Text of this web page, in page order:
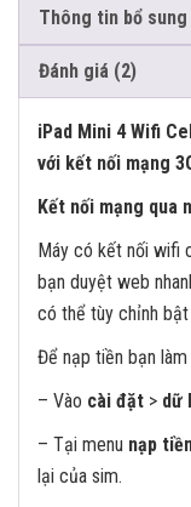
Thông tin bổ sung
Đánh giá (2)
iPad Mini 4 Wifi
với kết nối mạng
Kết nối mạng qua
Máy có kết nối wifi
bạn duyệt web
có thể tùy chỉnh
Để nạp tiền bạn
– Vào cài đặt > dữ
– Tại menu nạp
lại của sim.